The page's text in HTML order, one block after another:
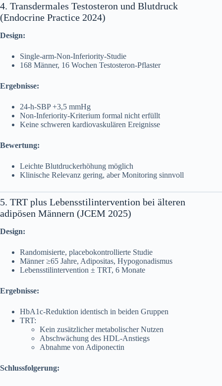
4. Transdermales Testosteron und Blutdruck
(Endocrine Practice 2024)
Design:
Single-arm-Non-Inferiority-Studie
168 Männer, 16 Wochen Testosteron-Pflaster
Ergebnisse:
24-h-SBP +3,5 mmHg
Non-Inferiority-Kriterium formal nicht erfüllt
Keine schweren kardiovaskulären Ereignisse
Bewertung:
Leichte Blutdruckerhöhung möglich
Klinische Relevanz gering, aber Monitoring sinnvoll
5. TRT plus Lebensstilintervention bei älteren
adipösen Männern (JCEM 2025)
Design:
Randomisierte, placebokontrollierte Studie
Männer ≥65 Jahre, Adipositas, Hypogonadismus
Lebensstilintervention ± TRT, 6 Monate
Ergebnisse:
HbA1c-Reduktion identisch in beiden Gruppen
TRT:
Kein zusätzlicher metabolischer Nutzen
Abschwächung des HDL-Anstiegs
Abnahme von Adiponectin
Schlussfolgerung: